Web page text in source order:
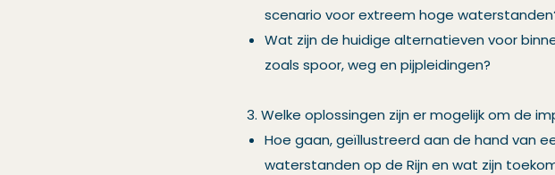
scenario voor extreem hoge
Wat zijn de huidige alternatieven voor
zoals spoor, weg en pijpleidingen?
3. Welke oplossingen zijn er mogelijk om de
Hoe gaan, geïllustreerd aan de hand van
waterstanden op de Rijn en wat zijn